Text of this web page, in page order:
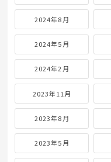
2024年8月
2024年5月
2024年2月
2023年11月
2023年8月
2023年5月